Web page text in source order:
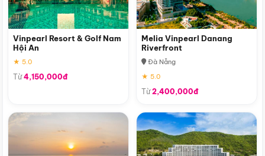
Vinpearl Resort & Golf Nam
Hội An
★ 5.0
Từ4,150,000đ
Melia Vinpearl Danang
Riverfront
Đà Nẵng
★ 5.0
Từ2,400,000đ